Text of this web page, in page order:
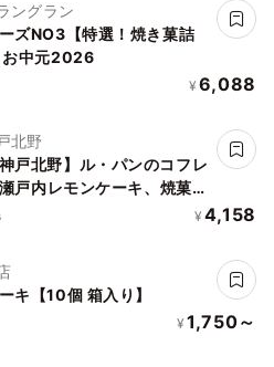
ングラン
ズNO3【特選！焼き菓詰
め合わせ】 お中元2026
¥ 6,088
北野
神戸北野】ル・パンのコフレ
戸内レモンケーキ、焼菓子
¥ 4,158
キ【10個 箱入り】
¥ 1,750～